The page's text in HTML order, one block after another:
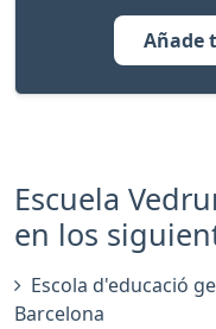
Añade
Escuela
en los
Escola d'educació
Barcelona